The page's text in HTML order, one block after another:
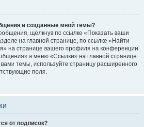
и созданные мной темы?
щёлкнув по ссылке «Показать ваши
на главной странице, по ссылке «Найти
на странице вашего профиля на конференции
в меню «Ссылки» на главной странице.
темы, используйте страницу расширенного
поля.
от подписок?